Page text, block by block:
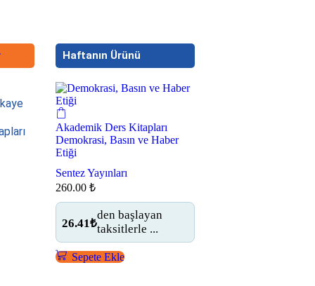
Haftanın Ürünü
Akademik Ders Kitapları
Demokrasi, Basın ve Haber
Etiği
Sentez Yayınları
260.00 ₺
26.41₺
den başlayan
taksitlerle ...
Sepete Ekle